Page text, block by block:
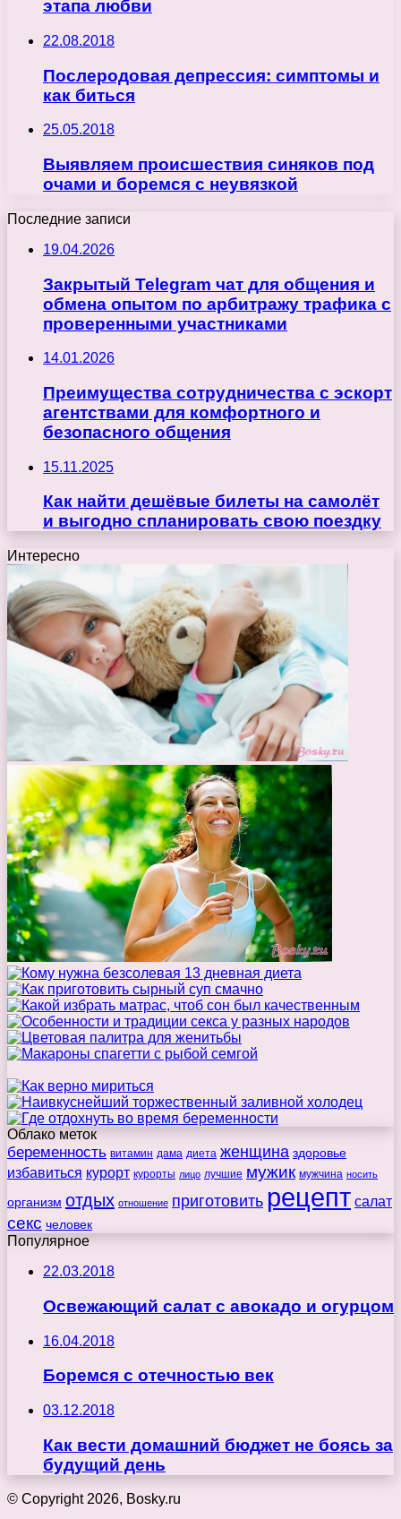
этапа любви
22.08.2018
Послеродовая депрессия: симптомы и
как биться
25.05.2018
Выявляем происшествия синяков под
очами и боремся с неувязкой
Последние записи
19.04.2026
Закрытый Telegram чат для общения и
обмена опытом по арбитражу трафика с
проверенными участниками
14.01.2026
Преимущества сотрудничества с эскорт
агентствами для комфортного и
безопасного общения
15.11.2025
Как найти дешёвые билеты на самолёт
и выгодно спланировать свою поездку
Интересно
Облако меток
беременность витамин дама диета женщина здоровье
избавиться курорт курорты лицо лучшие мужик мужчина носить
организм отдых отношение приготовить рецепт салат
секс человек
Популярное
22.03.2018
Освежающий салат с авокадо и огурцом
16.04.2018
Боремся с отечностью век
03.12.2018
Как вести домашний бюджет не боясь за
будущий день
© Copyright 2026, Bosky.ru